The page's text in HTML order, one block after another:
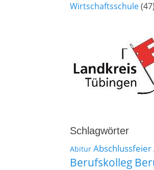
Wirtschaftsschule(47)
Schlagwörter
Abitur Abschlussfeier
Berufskolleg